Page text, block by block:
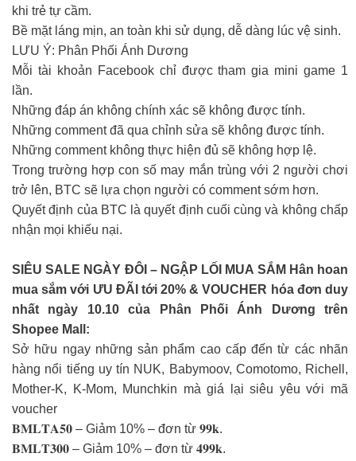
khi trẻ tự cầm.
Bề mặt láng mịn, an toàn khi sử dụng, dễ dàng lúc vệ sinh.
LƯU Ý: Phân Phối Ánh Dương
Mỗi tài khoản Facebook chỉ được tham gia mini game 1
lần.
Những đáp án không chính xác sẽ không được tính.
Những comment đã qua chỉnh sửa sẽ không được tính.
Những comment không thực hiện đủ sẽ không hợp lệ.
Trong trường hợp con số may mắn trùng với 2 người chơi
trở lên, BTC sẽ lựa chọn người có comment sớm hơn.
Quyết định của BTC là quyết định cuối cùng và không chấp
nhận mọi khiếu nại.
SIÊU SALE NGÀY ĐÔI – NGẬP LỐI MUA SẮM Hân hoan
mua sắm với ƯU ĐÃI tới 20% & VOUCHER hóa đơn duy
nhất ngày 10.10 của Phân Phối Ánh Dương trên
Shopee Mall:
Sở hữu ngay những sản phẩm cao cấp đến từ các nhãn
hàng nổi tiếng uy tín NUK, Babymoov, Comotomo, Richell,
Mother-K, K-Mom, Munchkin mà giá lại siêu yêu với mã
voucher
𝐁𝐌𝐋𝐓𝐀𝟓𝟎 – Giảm 10% – đơn từ 𝟗𝟗𝐤.
𝐁𝐌𝐋𝐓𝟑𝟎𝟎 – Giảm 10% – đơn từ 𝟒𝟗𝟗𝐤.